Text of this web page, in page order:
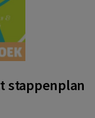
stappenplan